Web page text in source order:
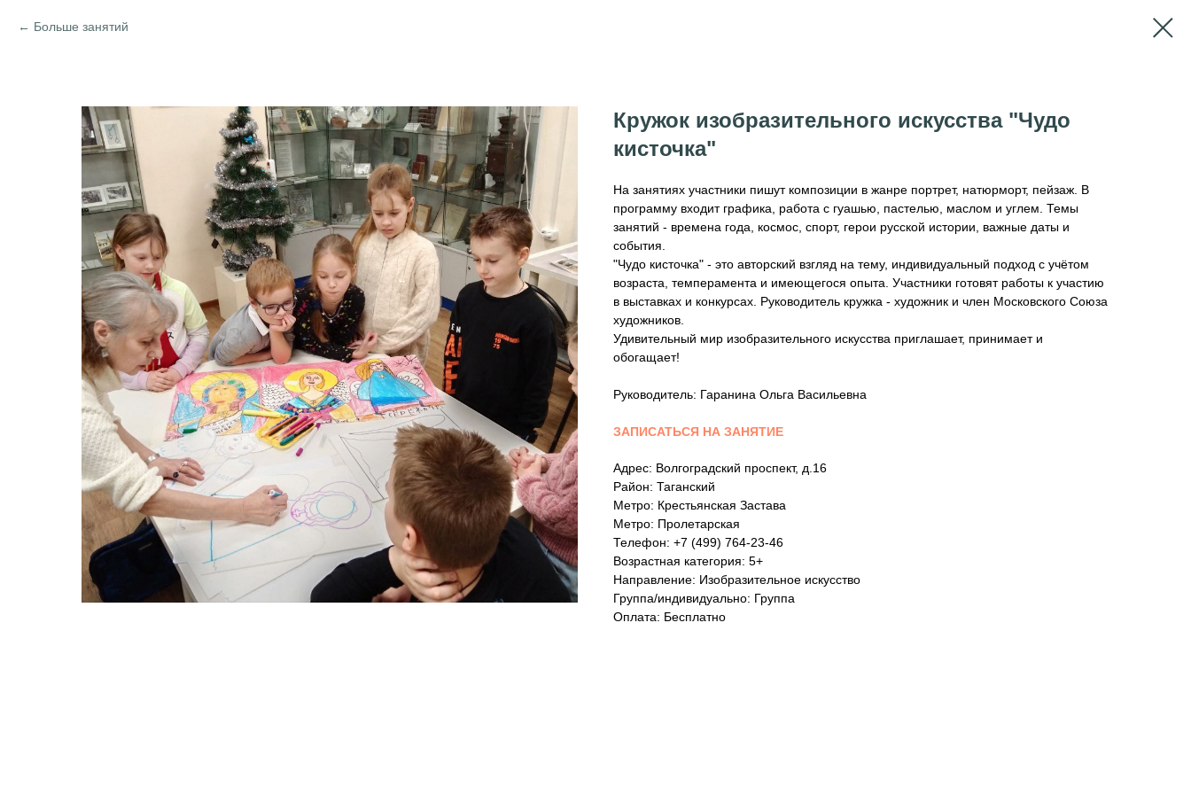
Больше занятий
Кружок изобразительного искусства "Чудо
кисточка"
На занятиях участники пишут композиции в жанре портрет, натюрморт, пейзаж. В
программу входит графика, работа с гуашью, пастелью, маслом и углем. Темы
занятий - времена года, космос, спорт, герои русской истории, важные даты и
события.
"Чудо кисточка" - это авторский взгляд на тему, индивидуальный подход с учётом
возраста, темперамента и имеющегося опыта. Участники готовят работы к участию
в выставках и конкурсах. Руководитель кружка - художник и член Московского Союза
художников.
Удивительный мир изобразительного искусства приглашает, принимает и
обогащает!
Руководитель: Гаранина Ольга Васильевна
ЗАПИСАТЬСЯ НА ЗАНЯТИЕ
Адрес: Волгоградский проспект, д.16
Район: Таганский
Метро: Крестьянская Застава
Метро: Пролетарская
Телефон: +7 (499) 764-23-46
Возрастная категория: 5+
Направление: Изобразительное искусство
Группа/индивидуально: Группа
Оплата: Бесплатно